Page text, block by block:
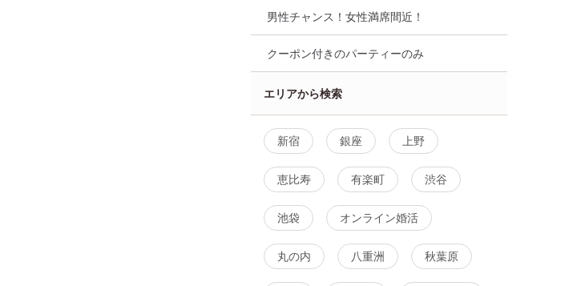
男性チャンス！女性満席間近！
クーポン付きのパーティーのみ
エリアから検索
新宿 銀座 上野
恵比寿 有楽町 渋谷
池袋 オンライン婚活
丸の内 八重洲 秋葉原